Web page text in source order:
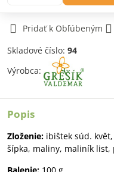
Pridať k Obľúbeným
Skladové číslo: 94
Výrobca:
Popis
Zloženie: ibištek súd.
šípka, maliny, maliník list,